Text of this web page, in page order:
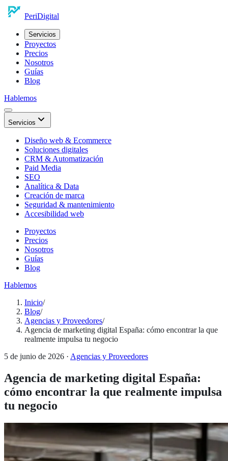
PeriDigital
Servicios
Proyectos
Precios
Nosotros
Guías
Blog
Hablemos
Servicios
Diseño web & Ecommerce
Soluciones digitales
CRM & Automatización
Paid Media
SEO
Analítica & Data
Creación de marca
Seguridad & mantenimiento
Accesibilidad web
Proyectos
Precios
Nosotros
Guías
Blog
Hablemos
Inicio/
Blog/
Agencias y Proveedores/
Agencia de marketing digital España: cómo encontrar la que
realmente impulsa tu negocio
5 de junio de 2026 · Agencias y Proveedores
Agencia de marketing digital España:
cómo encontrar la que realmente impulsa
tu negocio